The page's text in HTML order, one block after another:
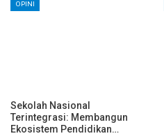
OPINI
Sekolah Nasional
Terintegrasi: Membangun
Ekosistem Pendidikan…